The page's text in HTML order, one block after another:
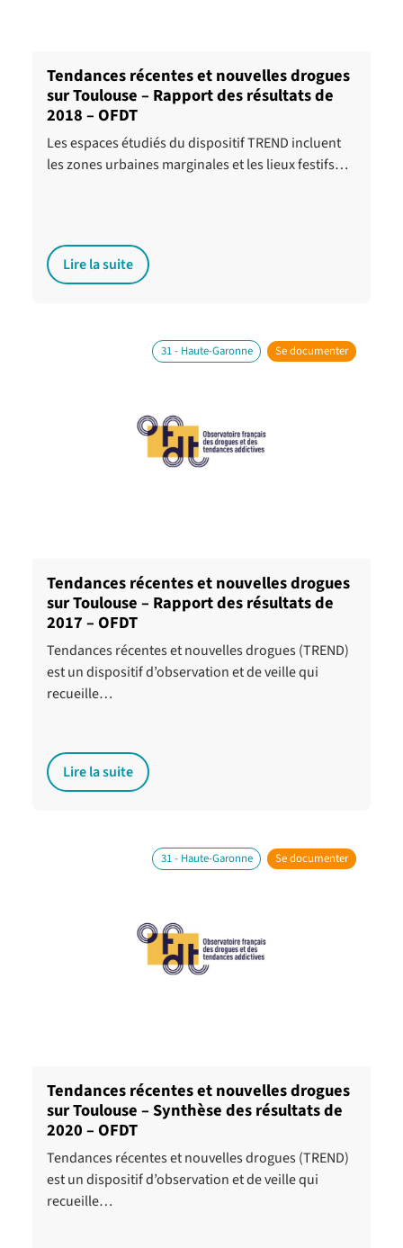
Tendances récentes et nouvelles drogues
sur Toulouse – Rapport des résultats de
2018 – OFDT
Les espaces étudiés du dispositif TREND incluent
les zones urbaines marginales et les lieux festifs…
Lire la suite
31 - Haute-Garonne Se documenter
Tendances récentes et nouvelles drogues
sur Toulouse – Rapport des résultats de
2017 – OFDT
Tendances récentes et nouvelles drogues (TREND)
est un dispositif d’observation et de veille qui
recueille…
Lire la suite
31 - Haute-Garonne Se documenter
Tendances récentes et nouvelles drogues
sur Toulouse – Synthèse des résultats de
2020 – OFDT
Tendances récentes et nouvelles drogues (TREND)
est un dispositif d’observation et de veille qui
recueille…